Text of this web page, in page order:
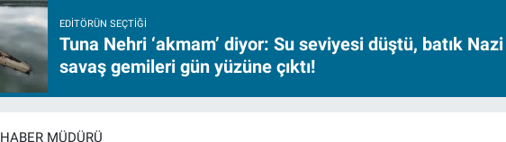
EDITÖRÜN SEÇTIĞI
Tuna Nehri ‘akmam’ diyor: Su seviyesi düştü, batık Nazi
savaş gemileri gün yüzüne çıktı!
HABER MÜDÜRÜ